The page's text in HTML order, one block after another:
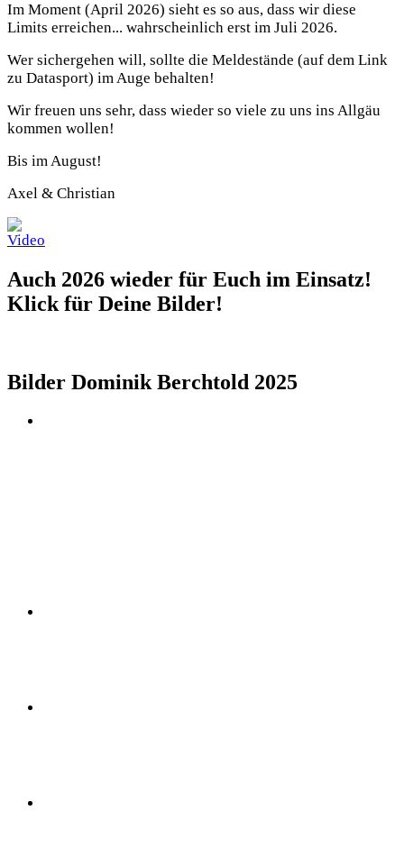
Im Moment (April 2026) sieht es so aus, dass wir diese
Limits erreichen... wahrscheinlich erst im Juli 2026.
Wer sichergehen will, sollte die Meldestände (auf dem Link
zu Datasport) im Auge behalten!
Wir freuen uns sehr, dass wieder so viele zu uns ins Allgäu
kommen wollen!
Bis im August!
Axel & Christian
Auch 2026 wieder für Euch im Einsatz!
Klick für Deine Bilder!
Bilder Dominik Berchtold 2025